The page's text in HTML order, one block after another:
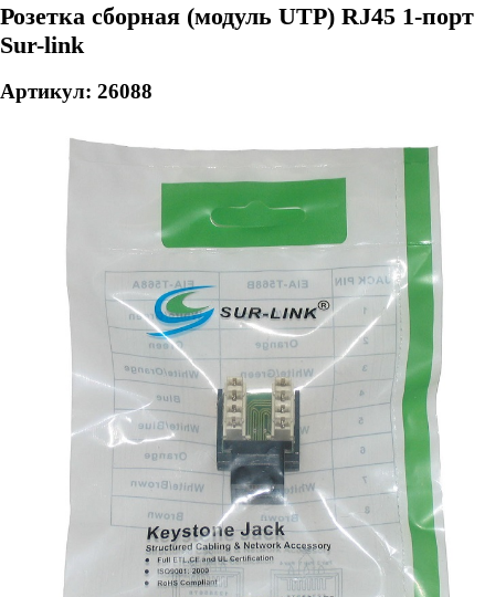
Розетка сборная (модуль UTP) RJ45 1-порт
Sur-link
Артикул: 26088